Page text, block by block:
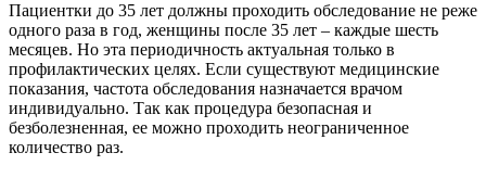
Пациентки до 35 лет должны проходить обследование не реже
одного раза в год, женщины после 35 лет – каждые шесть
месяцев. Но эта периодичность актуальная только в
профилактических целях. Если существуют медицинские
показания, частота обследования назначается врачом
индивидуально. Так как процедура безопасная и
безболезненная, ее можно проходить неограниченное
количество раз.